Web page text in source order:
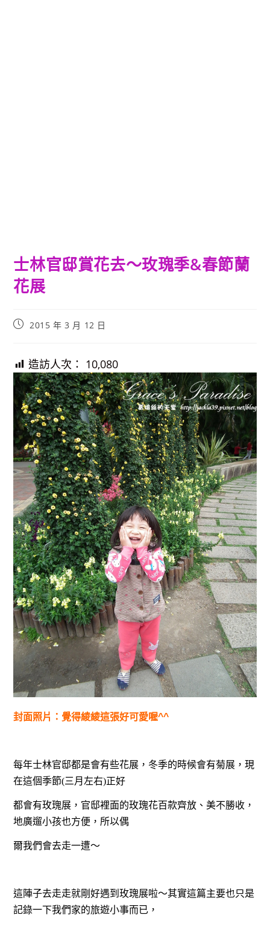
士林官邸賞花去～玫瑰季&春節蘭
花展
Post2015 年 3 月 12 日
造訪人次： 10,080
封面照片：覺得綾綾這張好可愛喔^^
每年士林官邸都是會有些花展，冬季的時候會有菊展，現
在這個季節(三月左右)正好
都會有玫瑰展，官邸裡面的玫瑰花百款齊放、美不勝收，
地廣遛小孩也方便，所以偶
爾我們會去走一遭～
這陣子去走走就剛好遇到玫瑰展啦～其實這篇主要也只是
記錄一下我們家的旅遊小事而已，